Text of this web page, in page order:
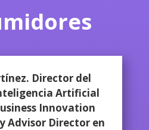
Director del
Artificial
Innovation
Advisor Director en